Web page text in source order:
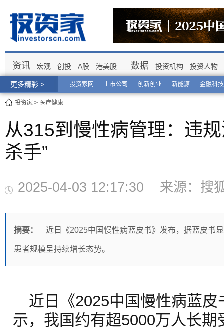
更多精彩 > 投资家网 上市公司 创新创业 新能源 金融科技
资讯 宏观 创投 A股 港美股 数据 投资机构 投资人物
投资家 > 医疗健康
从315到慢性病管理：违
杀手”
2025-04-03 12:17:30 来源：
摘要： 近日《2025中国慢性病蓝皮书》发布，据蓝皮书
患者规模呈持续增长态势。
近日《2025中国慢性病蓝
示，我国约有超5000万人长